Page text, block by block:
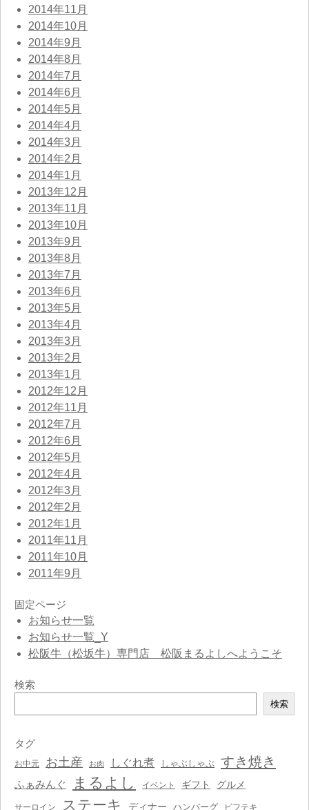
2014年11月
2014年10月
2014年9月
2014年8月
2014年7月
2014年6月
2014年5月
2014年4月
2014年3月
2014年2月
2014年1月
2013年12月
2013年11月
2013年10月
2013年9月
2013年8月
2013年7月
2013年6月
2013年5月
2013年4月
2013年3月
2013年2月
2013年1月
2012年12月
2012年11月
2012年7月
2012年6月
2012年5月
2012年4月
2012年3月
2012年2月
2012年1月
2011年11月
2011年10月
2011年9月
固定ページ
お知らせ一覧
お知らせ一覧_Y
松阪牛（松坂牛）専門店 松阪まるよしへようこそ
検索
索
検索
タグ
お中元 お土産 お肉 しぐれ煮 しゃぶしゃぶ すき焼き
ふぁみんぐ まるよし イベント ギフト グルメ
サーロイン ステーキ ディナー ハンバーグ ビフテキ